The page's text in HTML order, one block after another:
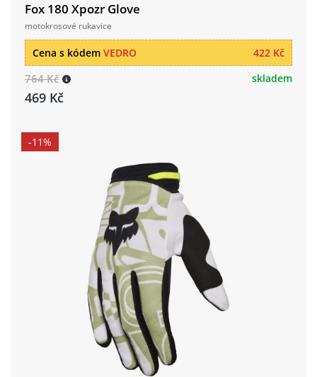
Fox 180 Xpozr Glove
motokrosové rukavice
422 Kč
Cena s kódem VEDRO
764 Kč
469 Kč
skladem
-11%